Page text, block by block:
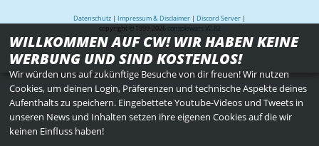
Datenschutz | Impressum & Disclaimer | Discord Server |
copyright © 1999-2026 consolewars V2.82
WILLKOMMEN AUF CW! WIR HABEN KEINE
WERBUNG UND SIND KOSTENLOS!
Wir würden uns auf zukünftige Besuche von dir freuen! Wir nutzen
Cookies, um deinen Login, Präferenzen und technische Aspekte deines
Aufenthalts zu speichern. Eingebettete Youtube-Videos und Tweets in
unseren News und Inhalten setzen ihre eigenen Cookies auf die wir
keinen Einfluss haben!